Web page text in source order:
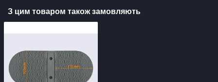
З цим товаром також замовляють